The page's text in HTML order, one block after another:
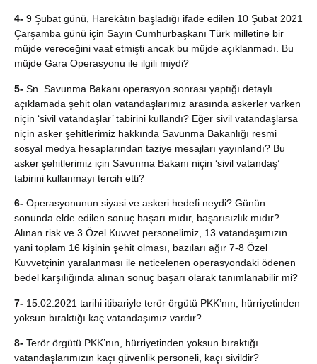
4- 9 Şubat günü, Harekâtın başladığı ifade edilen 10 Şubat 2021
Çarşamba günü için Sayın Cumhurbaşkanı Türk milletine bir
müjde vereceğini vaat etmişti ancak bu müjde açıklanmadı. Bu
müjde Gara Operasyonu ile ilgili miydi?
5- Sn. Savunma Bakanı operasyon sonrası yaptığı detaylı
açıklamada şehit olan vatandaşlarımız arasında askerler varken
niçin ‘sivil vatandaşlar’ tabirini kullandı? Eğer sivil vatandaşlarsa
niçin asker şehitlerimiz hakkında Savunma Bakanlığı resmi
sosyal medya hesaplarından taziye mesajları yayınlandı? Bu
asker şehitlerimiz için Savunma Bakanı niçin ‘sivil vatandaş’
tabirini kullanmayı tercih etti?
6- Operasyonunun siyasi ve askeri hedefi neydi? Günün
sonunda elde edilen sonuç başarı mıdır, başarısızlık mıdır?
Alınan risk ve 3 Özel Kuvvet personelimiz, 13 vatandaşımızın
yani toplam 16 kişinin şehit olması, bazıları ağır 7-8 Özel
Kuvvetçinin yaralanması ile neticelenen operasyondaki ödenen
bedel karşılığında alınan sonuç başarı olarak tanımlanabilir mi?
7- 15.02.2021 tarihi itibariyle terör örgütü PKK’nın, hürriyetinden
yoksun bıraktığı kaç vatandaşımız vardır?
8- Terör örgütü PKK’nın, hürriyetinden yoksun bıraktığı
vatandaşlarımızın kaçı güvenlik personeli, kaçı sivildir?